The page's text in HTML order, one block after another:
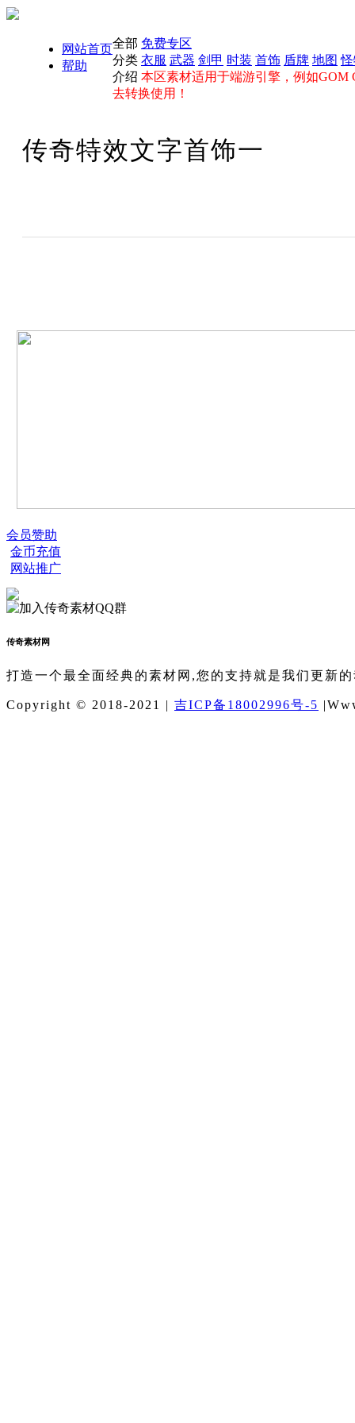
网站首页
帮助
全部 免费专区
分类 衣服 武器 剑甲 时装 首饰 盾牌 地图
介绍 本区素材适用于端游引擎，例如GOM
去转换使用！
传奇特效文字首饰一
会员赞助
金币充值
网站推广
传奇素材网
打造一个最全面经典的素材网,您的支持就是我们更新
Copyright © 2018-2021 | 吉ICP备18002996号-5